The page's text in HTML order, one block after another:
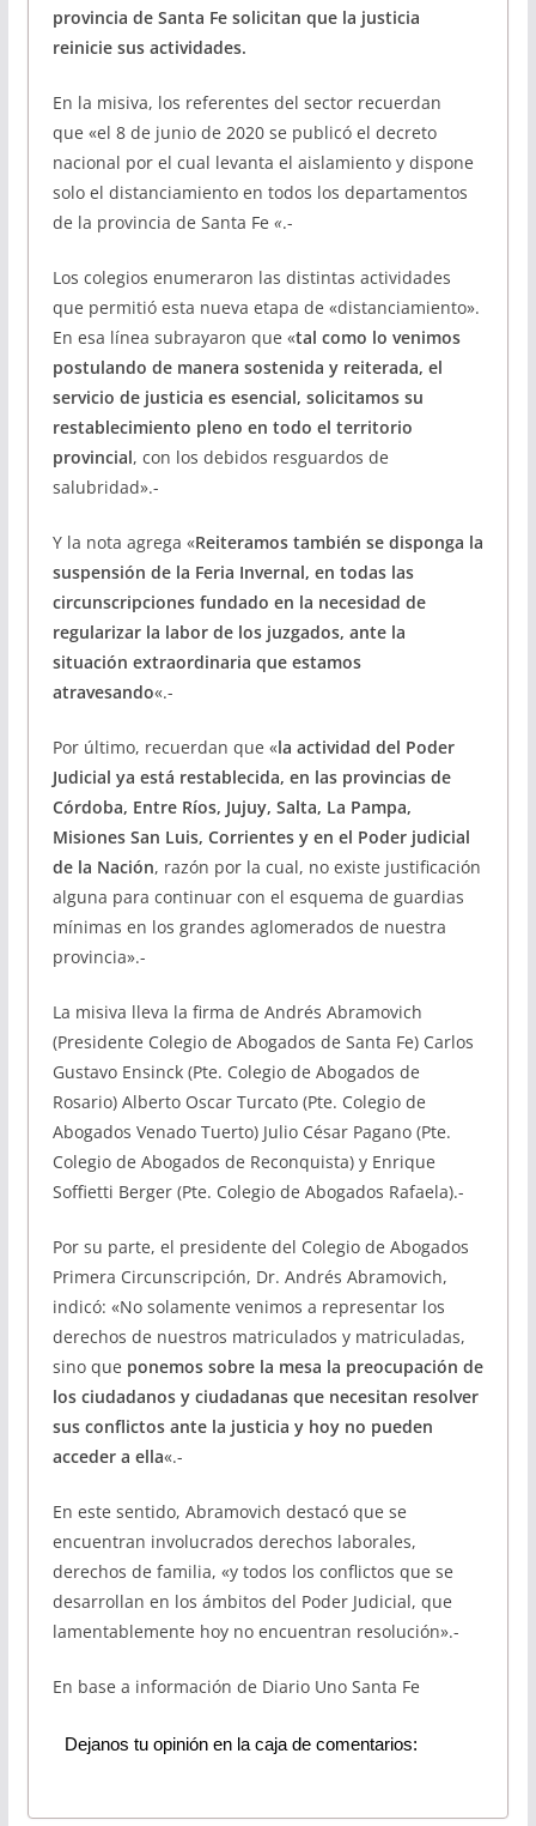
provincia de Santa Fe solicitan que la justicia
reinicie sus actividades.
En la misiva, los referentes del sector recuerdan
que «el 8 de junio de 2020 se publicó el decreto
nacional por el cual levanta el aislamiento y dispone
solo el distanciamiento en todos los departamentos
de la provincia de Santa Fe «.-
Los colegios enumeraron las distintas actividades
que permitió esta nueva etapa de «distanciamiento».
En esa línea subrayaron que «tal como lo venimos
postulando de manera sostenida y reiterada, el
servicio de justicia es esencial, solicitamos su
restablecimiento pleno en todo el territorio
provincial, con los debidos resguardos de
salubridad».-
Y la nota agrega «Reiteramos también se disponga la
suspensión de la Feria Invernal, en todas las
circunscripciones fundado en la necesidad de
regularizar la labor de los juzgados, ante la
situación extraordinaria que estamos
atravesando«.-
Por último, recuerdan que «la actividad del Poder
Judicial ya está restablecida, en las provincias de
Córdoba, Entre Ríos, Jujuy, Salta, La Pampa,
Misiones San Luis, Corrientes y en el Poder judicial
de la Nación, razón por la cual, no existe justificación
alguna para continuar con el esquema de guardias
mínimas en los grandes aglomerados de nuestra
provincia».-
La misiva lleva la firma de Andrés Abramovich
(Presidente Colegio de Abogados de Santa Fe) Carlos
Gustavo Ensinck (Pte. Colegio de Abogados de
Rosario) Alberto Oscar Turcato (Pte. Colegio de
Abogados Venado Tuerto) Julio César Pagano (Pte.
Colegio de Abogados de Reconquista) y Enrique
Soffietti Berger (Pte. Colegio de Abogados Rafaela).-
Por su parte, el presidente del Colegio de Abogados
Primera Circunscripción, Dr. Andrés Abramovich,
indicó: «No solamente venimos a representar los
derechos de nuestros matriculados y matriculadas,
sino que ponemos sobre la mesa la preocupación de
los ciudadanos y ciudadanas que necesitan resolver
sus conflictos ante la justicia y hoy no pueden
acceder a ella«.-
En este sentido, Abramovich destacó que se
encuentran involucrados derechos laborales,
derechos de familia, «y todos los conflictos que se
desarrollan en los ámbitos del Poder Judicial, que
lamentablemente hoy no encuentran resolución».-
En base a información de Diario Uno Santa Fe
Dejanos tu opinión en la caja de comentarios: